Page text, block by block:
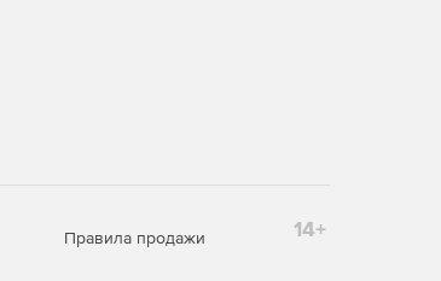
Правила продажи 14+